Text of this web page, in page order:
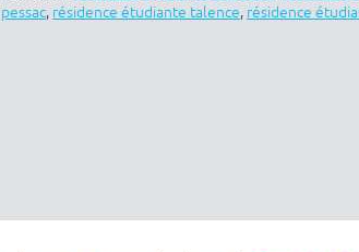
pessac, résidence étudiante talence, résidence